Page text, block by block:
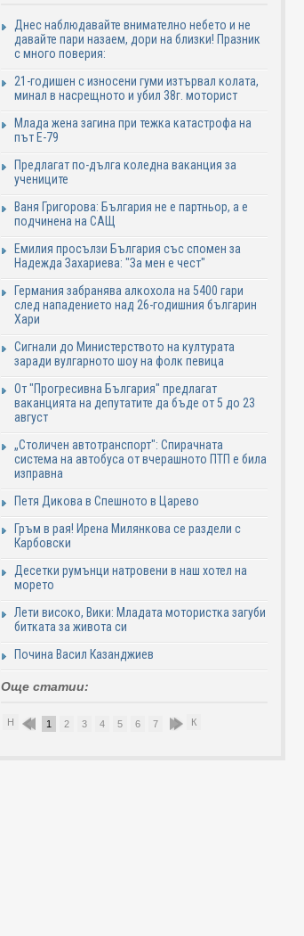
Днес наблюдавайте внимателно небето и не
давайте пари назаем, дори на близки! Празник
с много поверия:
21-годишен с износени гуми изтървал колата,
минал в насрещното и убил 38г. моторист
Млада жена загина при тежка катастрофа на
път Е-79
Предлагат по-дълга коледна ваканция за
учениците
Ваня Григорова: България не е партньор, а е
подчинена на САЩ
Емилия просълзи България със спомен за
Надежда Захариева: "За мен е чест"
Германия забранява алкохола на 5400 гари
след нападението над 26-годишния българин
Хари
Сигнали до Министерството на културата
заради вулгарното шоу на фолк певица
От "Прогресивна България" предлагат
ваканцията на депутатите да бъде от 5 до 23
август
„Столичен автотранспорт": Спирачната
система на автобуса от вчерашното ПТП е била
изправна
Петя Дикова в Спешното в Царево
Гръм в рая! Ирена Милянкова се раздели с
Карбовски
Десетки румънци натровени в наш хотел на
морето
Лети високо, Вики: Младата мотористка загуби
битката за живота си
Почина Васил Казанджиев
Още статии:
Н 1 2 3 4 5 6 7 8 9К